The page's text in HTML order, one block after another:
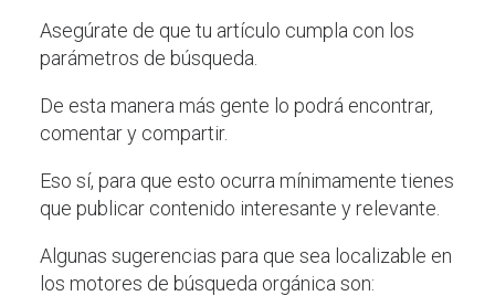
Asegúrate de que tu artículo cumpla con los
parámetros de búsqueda.
De esta manera más gente lo podrá encontrar,
comentar y compartir.
Eso sí, para que esto ocurra mínimamente tienes
que publicar contenido interesante y relevante.
Algunas sugerencias para que sea localizable en
los motores de búsqueda orgánica son: